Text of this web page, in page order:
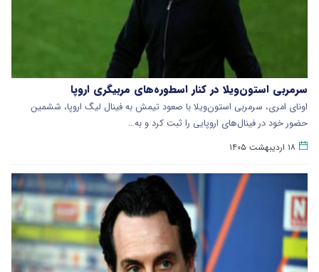
سرمربی استون‌ویلا در کنار اسطوره‌های مربیگری اروپا
اونای امری، سرمربی استون‌ویلا با صعود تیمش به فینال لیگ اروپا، ششمین
حضور خود در فینال‌های اروپایی را ثبت کرد و به…
۱۸ اردیبهشت ۱۴۰۵